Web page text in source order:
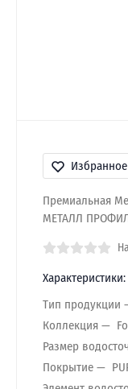
Избранное
Премиальная
МЕТАЛЛ
Характеристики:
Тип продукции
Коллекция
Размер
Покрытие